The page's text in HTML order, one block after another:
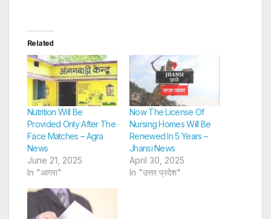
Related
Nutrition Will Be
Provided Only After The
Face Matches – Agra
News
June 21, 2025
In "आगरा"
Now The License Of
Nursing Homes Will Be
Renewed In 5 Years –
Jhansi News
April 30, 2025
In "उत्तर प्रदेश"